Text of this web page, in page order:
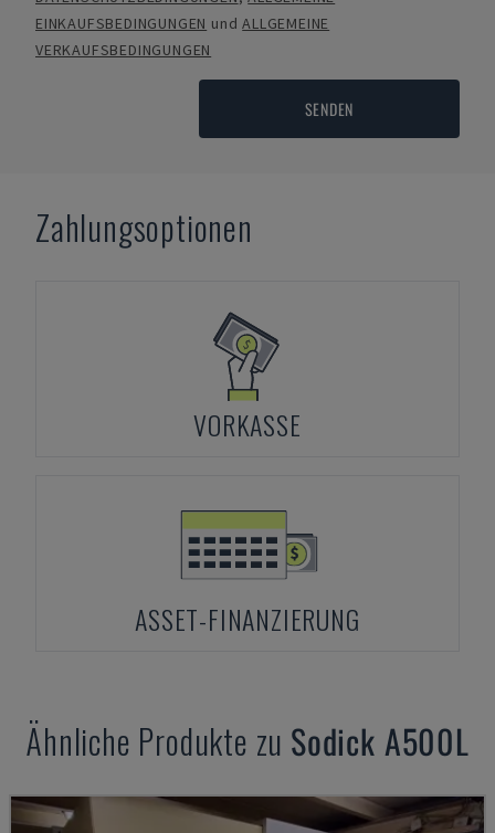
EINKAUFSBEDINGUNGEN undALLGEMEINE
VERKAUFSBEDINGUNGEN
SENDEN
Zahlungsoptionen
VORKASSE
ASSET-FINANZIERUNG
Ähnliche Produkte zu Sodick A500L